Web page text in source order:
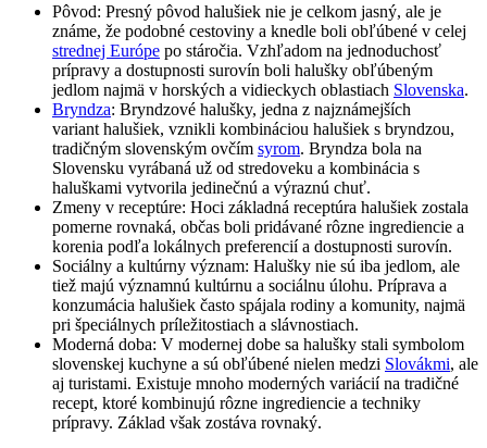
Pôvod: Presný pôvod halušiek nie je celkom jasný, ale je
známe, že podobné cestoviny a knedle boli obľúbené v celej
strednej Európe po stáročia. Vzhľadom na jednoduchosť
prípravy a dostupnosti surovín boli halušky obľúbeným
jedlom najmä v horských a vidieckych oblastiach Slovenska.
Bryndza: Bryndzové halušky, jedna z najznámejších
variant halušiek, vznikli kombináciou halušiek s bryndzou,
tradičným slovenským ovčím syrom. Bryndza bola na
Slovensku vyrábaná už od stredoveku a kombinácia s
haluškami vytvorila jedinečnú a výraznú chuť.
Zmeny v receptúre: Hoci základná receptúra ​​halušiek zostala
pomerne rovnaká, občas boli pridávané rôzne ingrediencie a
korenia podľa lokálnych preferencií a dostupnosti surovín.
Sociálny a kultúrny význam: Halušky nie sú iba jedlom, ale
tiež majú významnú kultúrnu a sociálnu úlohu. Príprava a
konzumácia halušiek často spájala rodiny a komunity, najmä
pri špeciálnych príležitostiach a slávnostiach.
Moderná doba: V modernej dobe sa halušky stali symbolom
slovenskej kuchyne a sú obľúbené nielen medzi Slovákmi, ale
aj turistami. Existuje mnoho moderných variácií na tradičné
recept, ktoré kombinujú rôzne ingrediencie a techniky
prípravy. Základ však zostáva rovnaký.